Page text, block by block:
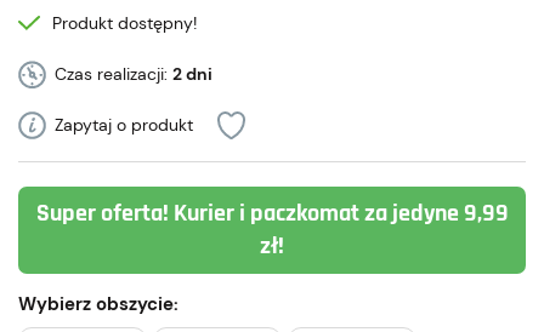
Produkt dostępny!
Czas realizacji: 2 dni
Zapytaj o produkt
Super oferta! Kurier i paczkomat za jedyne 9,99
zł!
Wybierz obszycie: